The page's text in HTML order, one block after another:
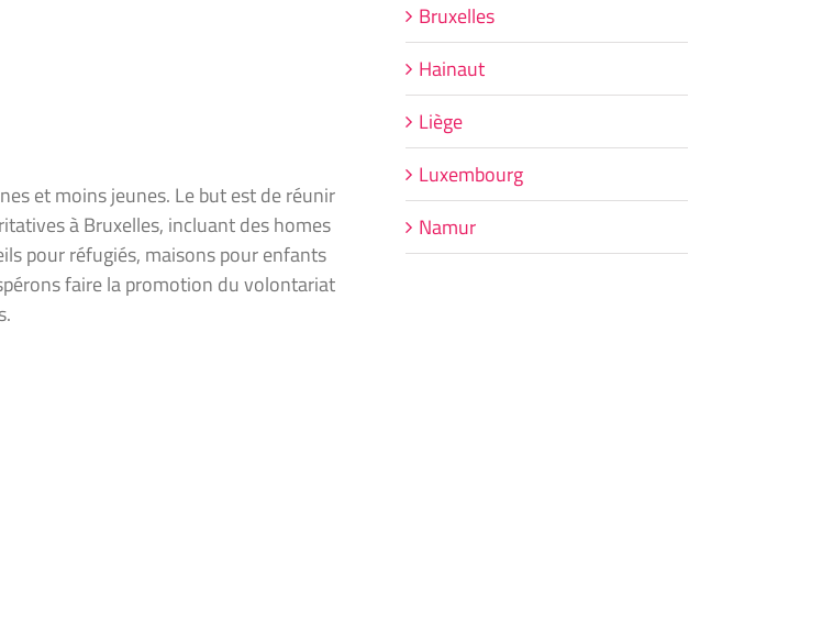
et moins jeunes. Le but est de réunir
à Bruxelles, incluant des homes
pour réfugiés, maisons pour enfants
faire la promotion du volontariat
Bruxelles
Hainaut
Liège
Luxembourg
Namur